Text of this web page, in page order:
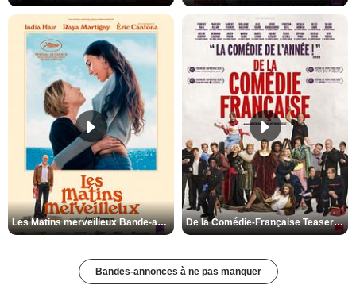
Les Matins merveilleux Bande-annonce VF De la Comédie-Française Teaser VF
Bandes-annonces à ne pas manquer